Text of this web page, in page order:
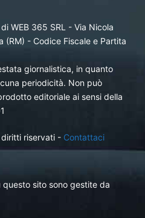
WEB 365 SRL - Via Nicola
(RM) - Codice Fiscale e Partita
giornalistica, in quanto
periodicità. Non può
editoriale ai sensi della
riservati - Contattaci
sito sono gestite da